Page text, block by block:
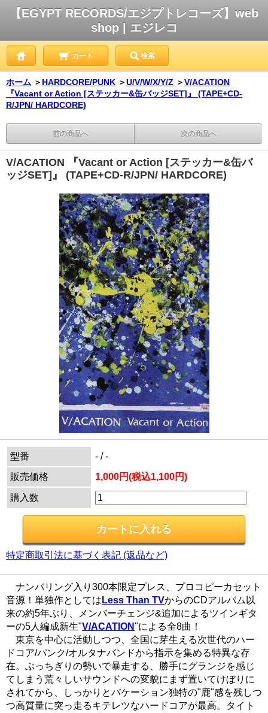
【EGYPT RECORDS/エジプトレコーズ】web
shop | エジレコ
カート 検索
ホーム ＞ HARDCORE/PUNK ＞U/V/W/X/Y/Z ＞V/ACATION
『Vacant or Action [ステッカー&缶バッジSET]』 (TAPE+CD-
R/JPN/ HARDCORE)
前の商品へ 次の商品へ
V/ACATION 『Vacant or Action [ステッカー&缶バ
ッジSET]』 (TAPE+CD-R/JPN/ HARDCORE)
型番
- / -
販売価格
1,000円(税込1,100円)
購入数
特定商取引法に基づく表記 (返品など)
ナンバリング入り300本限定プレス、プロコピーカセット
音源！単独作としては Less Than TVからのCDアルバム以
来の約5年ぶり、メンバーチェンジ&追加によるツインギタ
ーの5人編成新生"V/ACATION"による全8曲！
東京を中心に活動しつつ、全国に芽生える次世代のハー
ドコア/パンク/オルタナバンドから指示を集める特異な存
在。ぶっちぎりの勢いで暴走する、勝手にグランジを感じ
てしまう荒々しいサウンドへの変貌にまず置いてけぼりに
されてから、しっかりとバケーション独特の"鹿"感を残しつ
つ高質量に突っ走るキテレツなハードコアが最高。タイト